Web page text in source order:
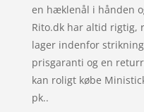
en hæklenål i hånden
Rito.dk har altid rigtig,
lager indenfor
prisgaranti og en
kan roligt købe
pk..